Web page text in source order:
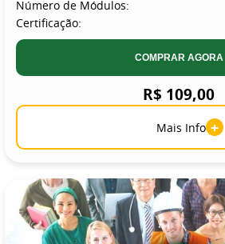
Número de Módulos:
Certificação:
COMPRAR AGORA
R$ 109,00
Mais Info +